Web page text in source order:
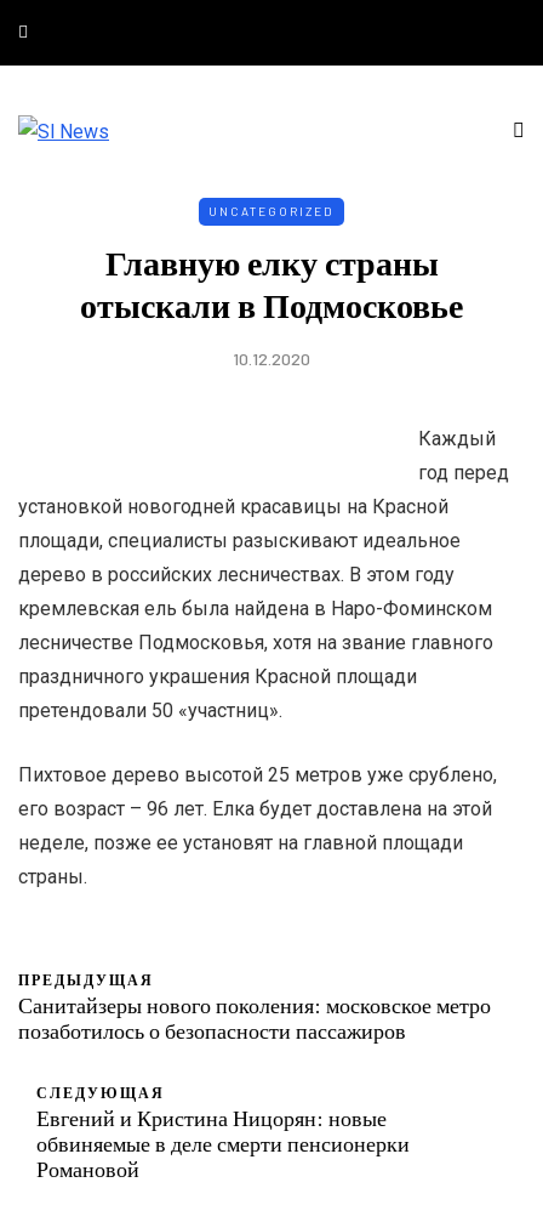
UNCATEGORIZED
Главную елку страны
отыскали в Подмосковье
10.12.2020
Каждый
год перед
установкой новогодней красавицы на Красной
площади, специалисты разыскивают идеальное
дерево в российских лесничествах. В этом году
кремлевская ель была найдена в Наро-Фоминском
лесничестве Подмосковья, хотя на звание главного
праздничного украшения Красной площади
претендовали 50 «участниц».
Пихтовое дерево высотой 25 метров уже срублено,
его возраст – 96 лет. Елка будет доставлена на этой
неделе, позже ее установят на главной площади
страны.
ПРЕДЫДУЩАЯ
Санитайзеры нового поколения: московское метро
позаботилось о безопасности пассажиров
СЛЕДУЮЩАЯ
Евгений и Кристина Ницорян: новые
обвиняемые в деле смерти пенсионерки
Романовой